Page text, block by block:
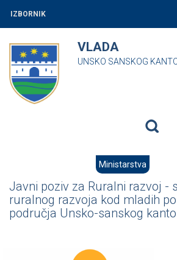
IZBORNIK
VLADA
UNSKO SANSKOG
Ministarstva
Javni poziv za Ruralni razvoj -
ruralnog razvoja kod mladih
područja Unsko-sanskog